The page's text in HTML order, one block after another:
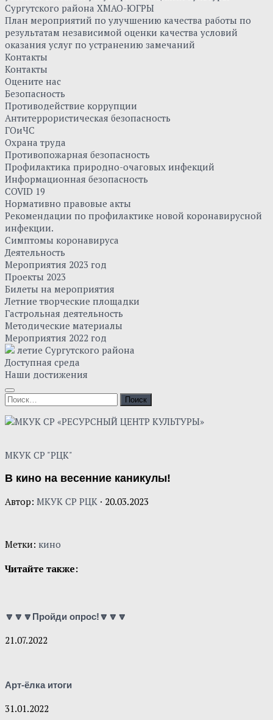
Сургутского района ХМАО-ЮГРЫ
План мероприятий по улучшению качества работы по
результатам независимой оценки качества условий
оказания услуг по устранению замечаний
Контакты
Контакты
Оцените нас
Безопасность
Противодействие коррупции
Антитеррористическая безопасность
ГОиЧС
Охрана труда
Противопожарная безопасность
Профилактика природно-очаговых инфекций
Информационная безопасность
COVID 19
Нормативно правовые акты
Рекомендации по профилактике новой коронавирусной
инфекции.
Симптомы коронавируса
Деятельность
Мероприятия 2023 год
Проекты 2023
Билеты на мероприятия
Летние творческие площадки
Гастрольная деятельность
Методические материалы
Мероприятия 2022 год
летие Сургутского района
Доступная среда
Наши достижения
Найти:
МКУК СР "РЦК"
В кино на весенние каникулы!
Автор: МКУК СР РЦК · 20.03.2023
Метки: кино
Читайте также:
🔽🔽🔽Пройди опрос!🔽🔽🔽
21.07.2022
Арт-ёлка итоги
31.01.2022